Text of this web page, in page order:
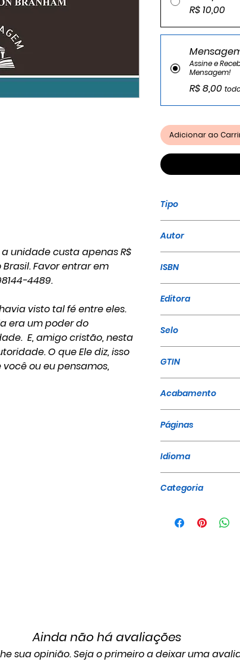
unidade custa apenas R$
Favor entrar em
4489.
visto tal fé entre eles.
era um poder do
E, amigo cristão, nesta
O que Ele diz, isso
ou eu pensamos,
R$ 10,00
Assine e
Mensagem!
R$ 8,00
Adicionar ao
Tipo
Autor
ISBN
Editora
Selo
GTIN
Acabamento
Páginas
Idioma
Categoria
Ainda não há avaliações
sua opinião. Seja o primeiro a deixar uma